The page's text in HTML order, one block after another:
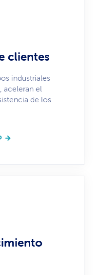
clientes
industriales
aceleran el
de los